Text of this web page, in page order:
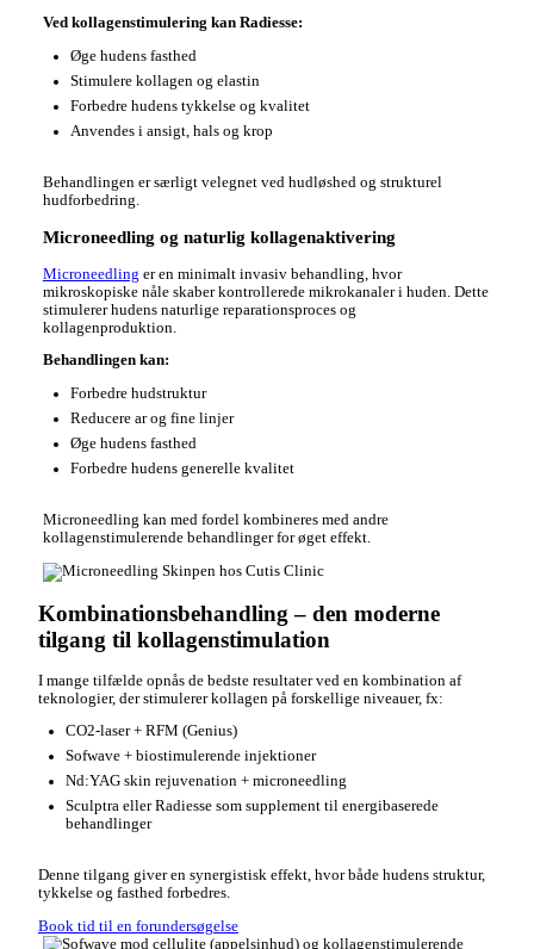
Ved kollagenstimulering kan Radiesse:
Øge hudens fasthed
Stimulere kollagen og elastin
Forbedre hudens tykkelse og kvalitet
Anvendes i ansigt, hals og krop
Behandlingen er særligt velegnet ved hudløshed og strukturel
hudforbedring.
Microneedling og naturlig kollagenaktivering
Microneedling er en minimalt invasiv behandling, hvor
mikroskopiske nåle skaber kontrollerede mikrokanaler i huden. Dette
stimulerer hudens naturlige reparationsproces og
kollagenproduktion.
Behandlingen kan:
Forbedre hudstruktur
Reducere ar og fine linjer
Øge hudens fasthed
Forbedre hudens generelle kvalitet
Microneedling kan med fordel kombineres med andre
kollagenstimulerende behandlinger for øget effekt.
Kombinationsbehandling – den moderne
tilgang til kollagenstimulation
I mange tilfælde opnås de bedste resultater ved en kombination af
teknologier, der stimulerer kollagen på forskellige niveauer, fx:
CO2-laser + RFM (Genius)
Sofwave + biostimulerende injektioner
Nd:YAG skin rejuvenation + microneedling
Sculptra eller Radiesse som supplement til energibaserede
behandlinger
Denne tilgang giver en synergistisk effekt, hvor både hudens struktur,
tykkelse og fasthed forbedres.
Book tid til en forundersøgelse